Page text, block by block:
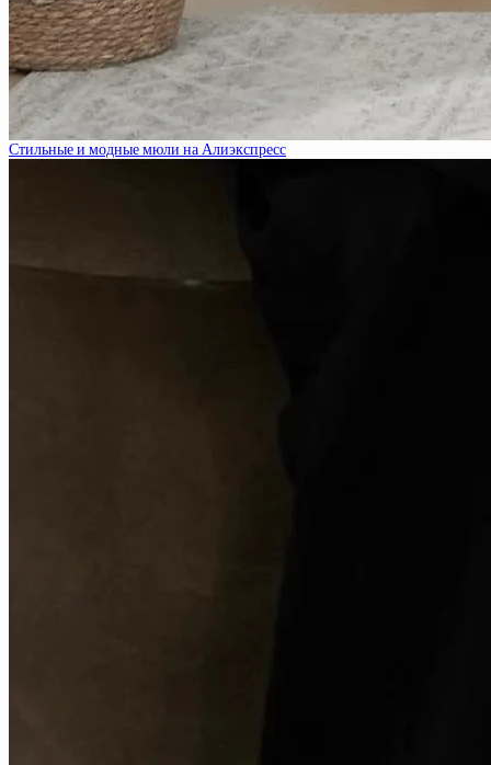
Стильные и модные мюли на Алиэкспресс